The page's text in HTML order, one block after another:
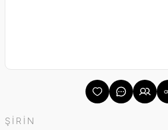
ŞİRİN